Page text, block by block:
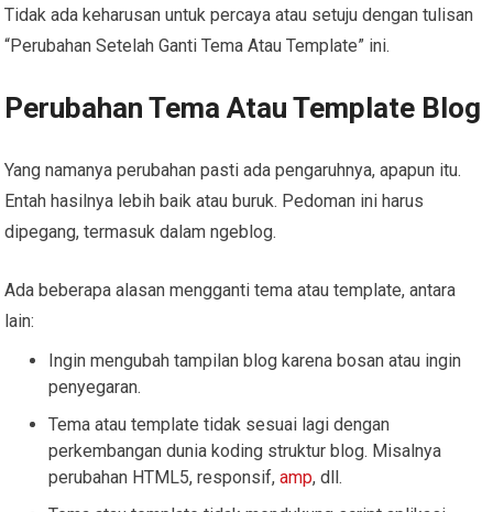
Tidak ada keharusan untuk percaya atau setuju dengan tulisan
“Perubahan Setelah Ganti Tema Atau Template” ini.
Perubahan Tema Atau Template Blog
Yang namanya perubahan pasti ada pengaruhnya, apapun itu.
Entah hasilnya lebih baik atau buruk. Pedoman ini harus
dipegang, termasuk dalam ngeblog.
Ada beberapa alasan mengganti tema atau template, antara
lain:
Ingin mengubah tampilan blog karena bosan atau ingin
penyegaran.
Tema atau template tidak sesuai lagi dengan
perkembangan dunia koding struktur blog. Misalnya
perubahan HTML5, responsif,amp, dll.